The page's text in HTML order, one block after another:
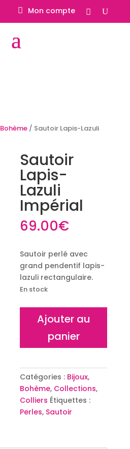
Mon compte
Bohème/ Sautoir Lapis-Lazuli
Sautoir
Lapis-
Lazuli
Impérial
69.00€
Sautoir perlé avec
grand pendentif lapis-
lazuli rectangulaire.
En stock
quantité
Lapis-
Impérial
Ajouter au
panier
Catégories : Bijoux,
Bohème, Collections,
Colliers Étiquettes :
Perles, Sautoir